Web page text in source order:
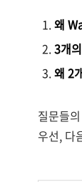
왜
3개
왜 2
질문들
우선, 다